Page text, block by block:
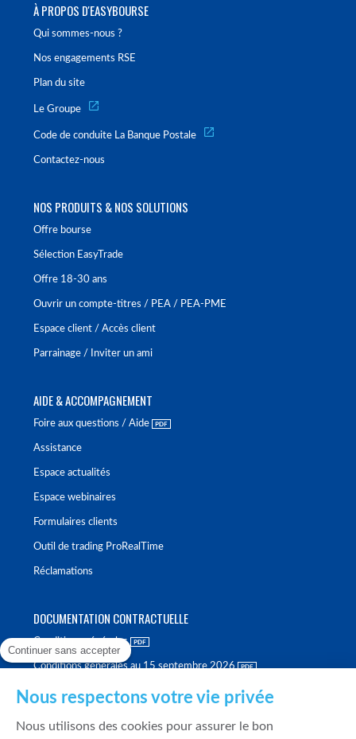
À PROPOS D'EASYBOURSE
Qui sommes-nous ?
Nos engagements RSE
Plan du site
Le Groupe
Code de conduite La Banque Postale
Contactez-nous
NOS PRODUITS & NOS SOLUTIONS
Offre bourse
Sélection EasyTrade
Offre 18-30 ans
Ouvrir un compte-titres / PEA / PEA-PME
Espace client / Accès client
Parrainage / Inviter un ami
AIDE & ACCOMPAGNEMENT
Foire aux questions / Aide
Assistance
Espace actualités
Espace webinaires
Formulaires clients
Outil de trading ProRealTime
Réclamations
DOCUMENTATION CONTRACTUELLE
Conditions générales
Conditions générales au 15 septembre 2026
Continuer sans accepter
Nous respectons votre vie privée
Nous utilisons des cookies pour assurer le bon